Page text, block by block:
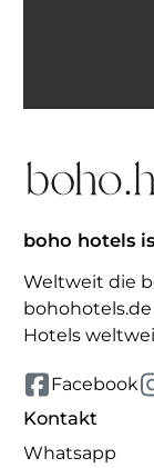
boho hotels
Weltweit die
Hotels
Facebook
Kontakt
Whatsapp